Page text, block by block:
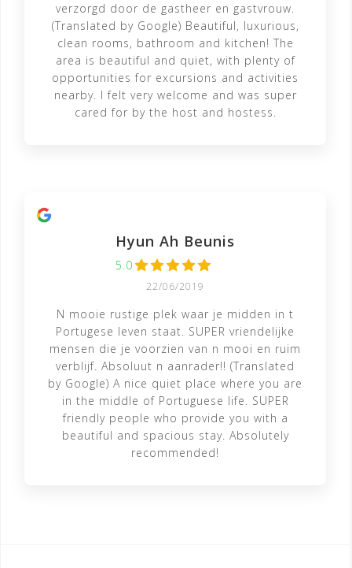
verzorgd door de gastheer en gastvrouw.
(Translated by Google) Beautiful, luxurious,
clean rooms, bathroom and kitchen! The
area is beautiful and quiet, with plenty of
opportunities for excursions and activities
nearby. I felt very welcome and was super
cared for by the host and hostess.
Hyun Ah Beunis
5.0
22/06/2019
N mooie rustige plek waar je midden in t
Portugese leven staat. SUPER vriendelijke
mensen die je voorzien van n mooi en ruim
verblijf. Absoluut n aanrader!! (Translated
by Google) A nice quiet place where you are
in the middle of Portuguese life. SUPER
friendly people who provide you with a
beautiful and spacious stay. Absolutely
recommended!